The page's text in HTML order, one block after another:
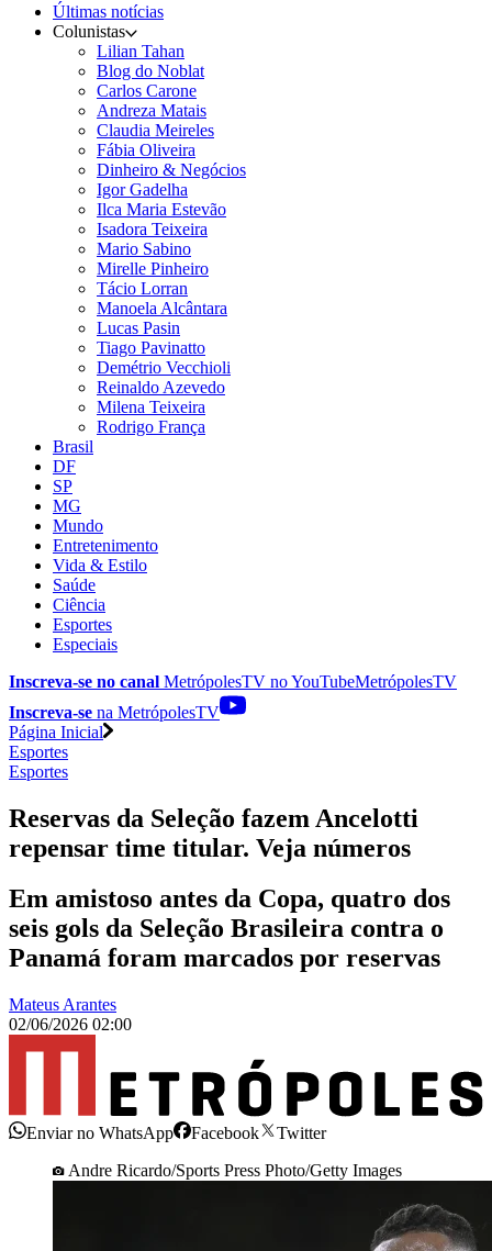
Últimas notícias
Colunistas
Lilian Tahan
Blog do Noblat
Carlos Carone
Andreza Matais
Claudia Meireles
Fábia Oliveira
Dinheiro & Negócios
Igor Gadelha
Ilca Maria Estevão
Isadora Teixeira
Mario Sabino
Mirelle Pinheiro
Tácio Lorran
Manoela Alcântara
Lucas Pasin
Tiago Pavinatto
Demétrio Vecchioli
Reinaldo Azevedo
Milena Teixeira
Rodrigo França
Brasil
DF
SP
MG
Mundo
Entretenimento
Vida & Estilo
Saúde
Ciência
Esportes
Especiais
Inscreva-se no canal MetrópolesTV noYouTubeMetrópolesTV
Inscreva-se na MetrópolesTV
Página Inicial
Esportes
Esportes
Reservas da Seleção fazem Ancelotti
repensar time titular. Veja números
Em amistoso antes da Copa, quatro dos
seis gols da Seleção Brasileira contra o
Panamá foram marcados por reservas
Mateus Arantes
02/06/2026 02:00
Enviar no WhatsApp Facebook
Twitter
Andre Ricardo/Sports Press Photo/Getty Images